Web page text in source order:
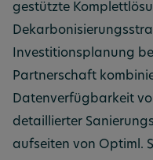
gestützte
Investitionsplanung
Partnerschaft
Datenverfügbarkeit
detaillierter
aufseiten von Optiml.